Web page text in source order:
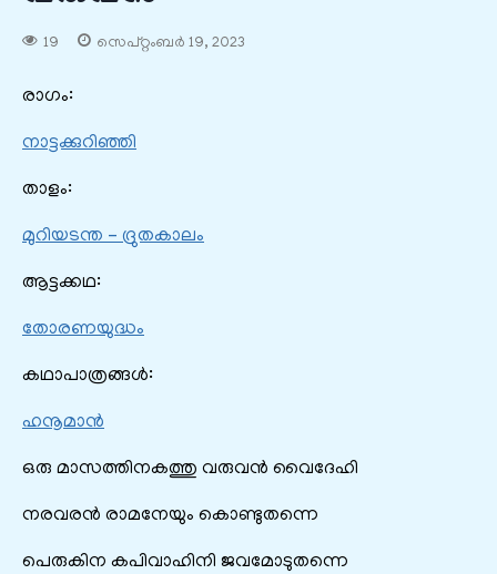
19 സെപ്റ്റംബർ 19, 2023
രാഗം:
നാട്ടക്കുറിഞ്ഞി
താളം:
മുറിയടന്ത – ദ്രുതകാലം
ആട്ടക്കഥ:
തോരണയുദ്ധം
കഥാപാത്രങ്ങൾ:
ഹനൂമാൻ
ഒരു മാസത്തിനകത്തു വരുവന്‍ വൈദേഹി
നരവരന്‍ രാമനേയും കൊണ്ടുതന്നെ
പെരുകിന കപിവാഹിനി ജവമോടുതന്നെ